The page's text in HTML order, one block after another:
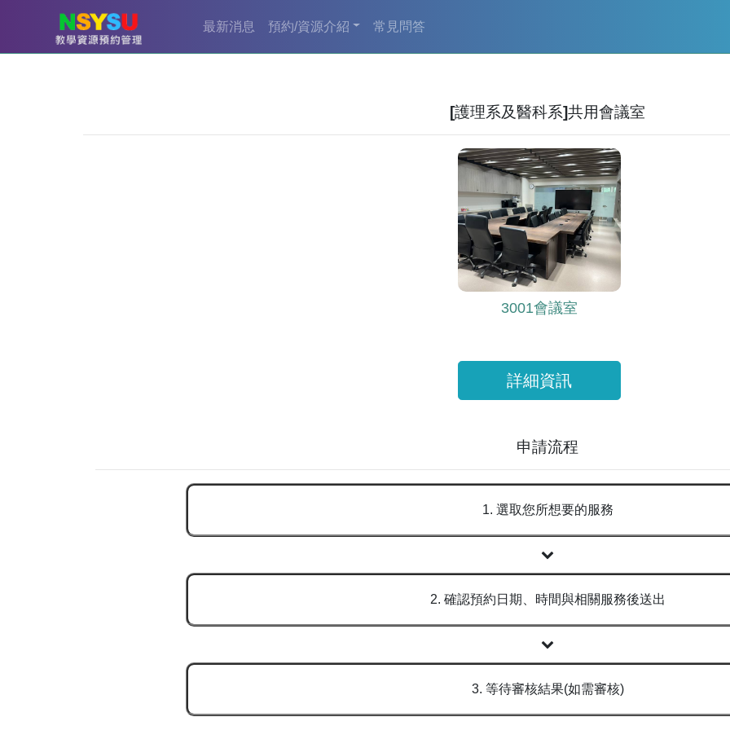
最新消息 預約/資源介紹 常見問答
[護理系及醫科系]共用會議室
3001會議室
詳細資訊
申請流程
1. 選取您所想要的服務
2. 確認預約日期、時間與相關服務後送出
3. 等待審核結果(如需審核)